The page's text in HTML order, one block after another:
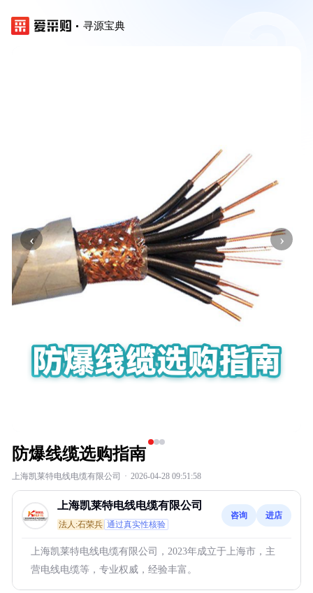
寻源宝典
‹ ›
防爆线缆选购指南
上海凯莱特电线电缆有限公司 · 2026-04-28 09:51:58
上海凯莱特电线电缆有限公司
法人:石荣兵 通过真实性核验
咨询 进店
上海凯莱特电线电缆有限公司，2023年成立于上海市，主
营电线电缆等，专业权威，经验丰富。